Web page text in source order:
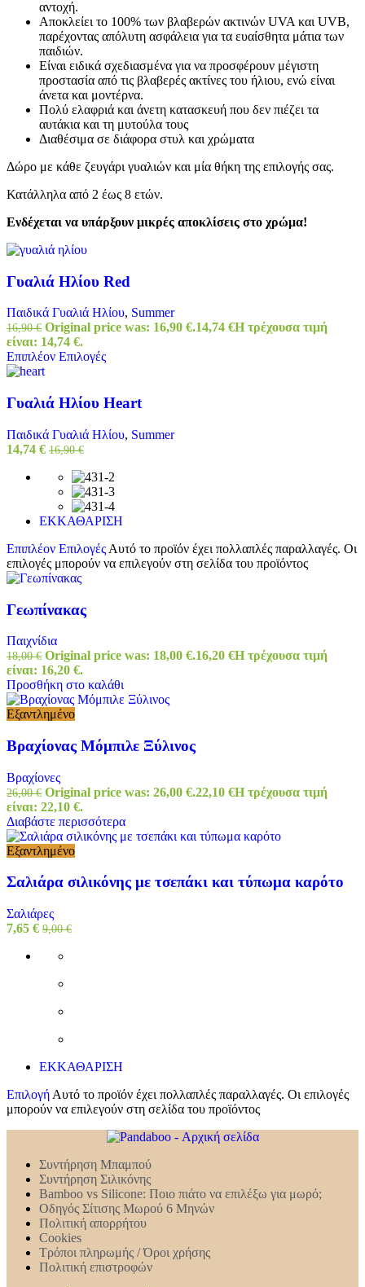
αντοχή.
Αποκλείει το 100% των βλαβερών ακτινών UVA και UVB,
παρέχοντας απόλυτη ασφάλεια για τα ευαίσθητα μάτια των
παιδιών.
Είναι ειδικά σχεδιασμένα για να προσφέρουν μέγιστη
προστασία από τις βλαβερές ακτίνες του ήλιου, ενώ είναι
άνετα και μοντέρνα.
Πολύ ελαφριά και άνετη κατασκευή που δεν πιέζει τα
αυτάκια και τη μυτούλα τους
Διαθέσιμα σε διάφορα στυλ και χρώματα
Δώρο με κάθε ζευγάρι γυαλιών και μία θήκη της επιλογής σας.
Κατάλληλα από 2 έως 8 ετών.
Ενδέχεται να υπάρξουν μικρές αποκλίσεις στο χρώμα!
Γυαλιά Ηλίου Red
Παιδικά Γυαλιά Ηλίου, Summer
16,90€ Original price was: 16,90 €.14,74 €Η τρέχουσα τιμή
είναι: 14,74 €.
Επιπλέον Επιλογές
Γυαλιά Ηλίου Heart
Παιδικά Γυαλιά Ηλίου, Summer
14,74 € 16,90€
ΕΚΚΑΘΑΡΙΣΗ
Επιπλέον Επιλογές Αυτό το προϊόν έχει πολλαπλές παραλλαγές. Οι
επιλογές μπορούν να επιλεγούν στη σελίδα του προϊόντος
Γεωπίνακας
Παιχνίδια
18,00€ Original price was: 18,00 €.16,20 €Η τρέχουσα τιμή
είναι: 16,20 €.
Προσθήκη στο καλάθι
Εξαντλημένο
Βραχίονας Μόμπιλε Ξύλινος
Βραχίονες
26,00€ Original price was: 26,00 €.22,10 €Η τρέχουσα τιμή
είναι: 22,10 €.
Διαβάστε περισσότερα
Εξαντλημένο
Σαλιάρα σιλικόνης με τσεπάκι και τύπωμα καρότο
Σαλιάρες
7,65 € 9,00€
ΕΚΚΑΘΑΡΙΣΗ
Επιλογή Αυτό το προϊόν έχει πολλαπλές παραλλαγές. Οι επιλογές
μπορούν να επιλεγούν στη σελίδα του προϊόντος
Συντήρηση Mπαμπού
Συντήρηση Σιλικόνης
Bamboo vs Silicone: Ποιο πιάτο να επιλέξω για μωρό;
Οδηγός Σίτισης Μωρού 6 Μηνών
Πολιτική απορρήτου
Cookies
Τρόποι πληρωμής / Όροι χρήσης
Πολιτική επιστροφών